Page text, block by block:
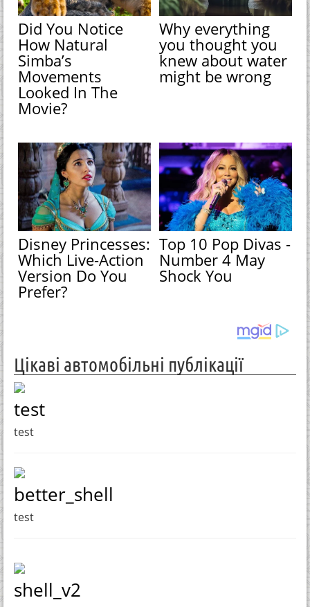
Did You Notice
How Natural
Simba’s
Movements
Looked In The
Movie?
Why everything
you thought you
knew about water
might be wrong
Disney Princesses:
Which Live-Action
Version Do You
Prefer?
Top 10 Pop Divas -
Number 4 May
Shock You
Цікаві автомобільні публікації
test
test
better_shell
test
shell_v2